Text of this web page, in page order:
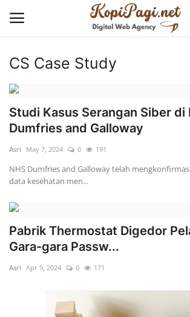
Login
Home
Contact
Cyber Security
Business Solution
Website and Application
CS Case Study
Studi Kasus Serangan Siber di
Dumfries and Galloway
Asri May 7, 2024 0 191
NHS Dumfries and Galloway telah
data kesehatan men...
Pabrik Thermostat Digedor
Gara-gara Passw...
Asri Apr 9, 2024 0 171